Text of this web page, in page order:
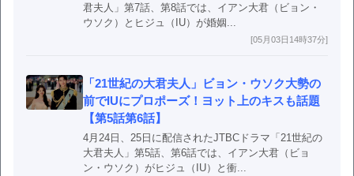
君夫人」第7話、第8話では、イアン大君（ビョン・
ウソク）とヒジュ（IU）が婚姻...
[05月03日14時37分]
「21世紀の大君夫人」ビョン・ウソク大勢の
前でIUにプロポーズ！ヨット上のキスも話題
【第5話第6話】
4月24日、25日に配信されたJTBCドラマ「21世紀の
大君夫人」第5話、第6話では、イアン大君（ビョ
ン・ウソク）がヒジュ（IU）と衝...